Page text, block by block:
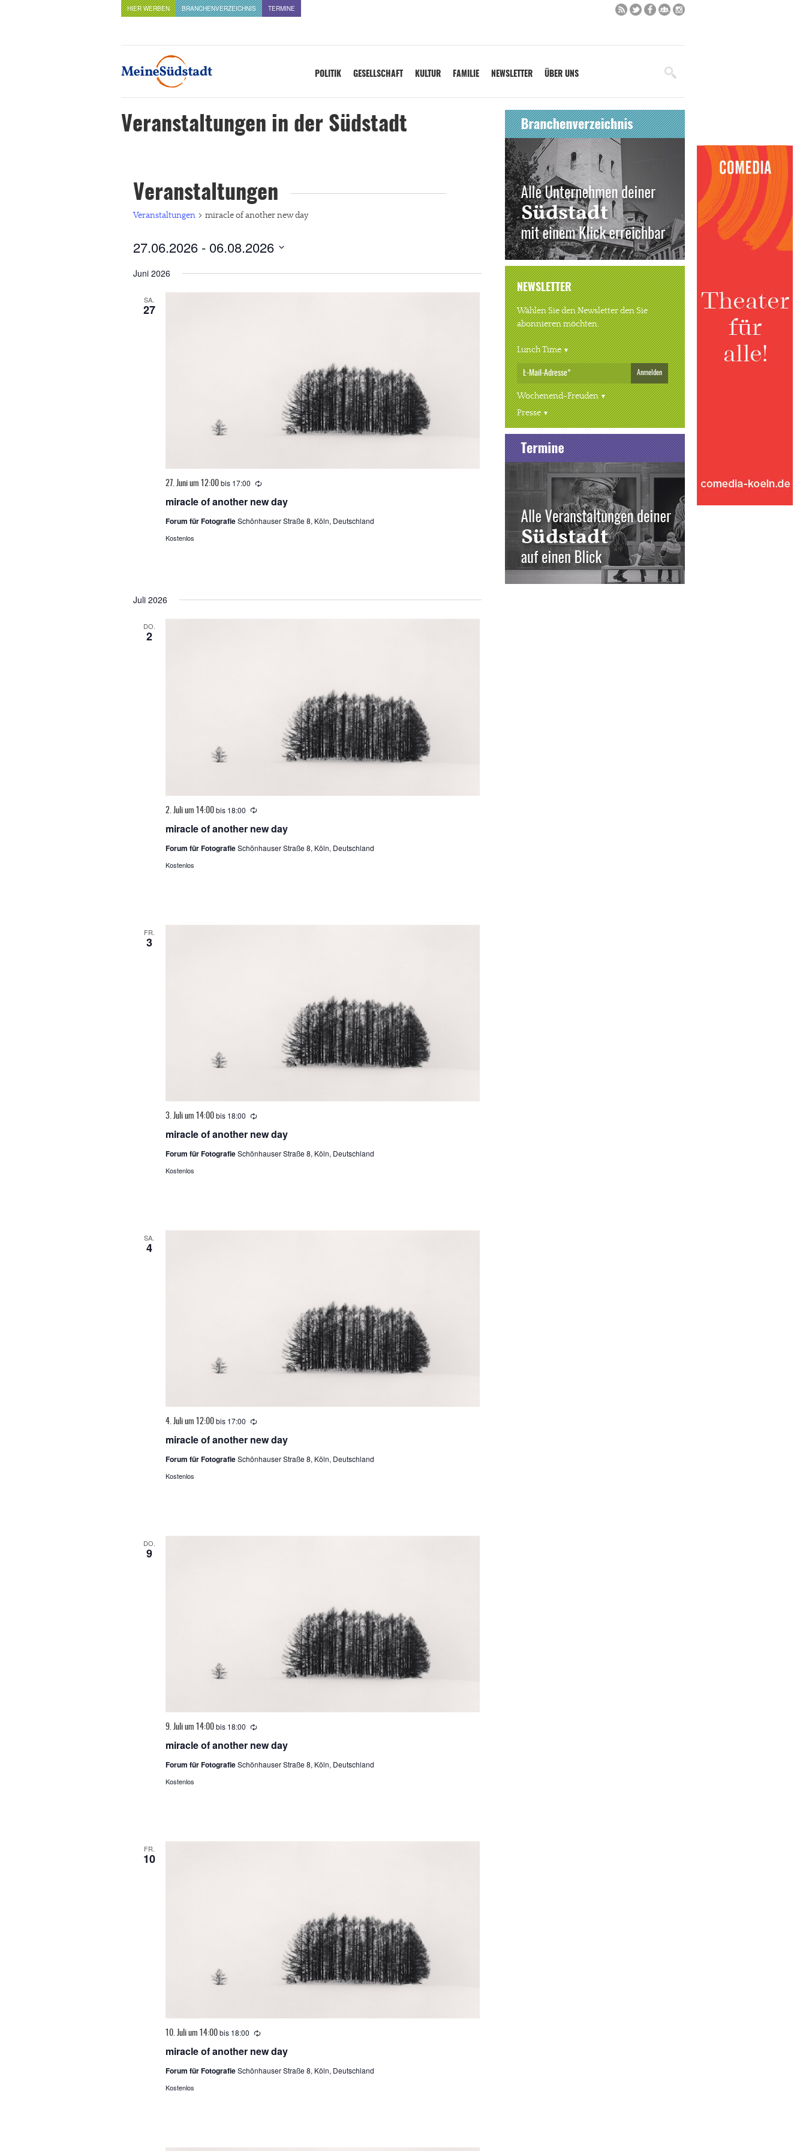
HIER WERBEN BRANCHENVERZEICHNIS TERMINE
POLITIK GESELLSCHAFT KULTUR FAMILIE NEWSLETTER ÜBER UNS
Veranstaltungen in der Südstadt
Veranstaltungen
Veranstaltungen miracle of another new day
27.06.2026 - 06.08.2026
wählen.
Juni 2026
SA.
27
miracle of another new day
27. Juni um 12:00bis 17:00 Wiederholung
Forum für FotografieSchönhauser Straße 8, Köln, Deutschland
Kostenlos
Juli 2026
DO.
2
miracle of another new day
2. Juli um 14:00bis 18:00 Wiederholung
Forum für FotografieSchönhauser Straße 8, Köln, Deutschland
Kostenlos
FR.
3
miracle of another new day
3. Juli um 14:00bis 18:00 Wiederholung
Forum für FotografieSchönhauser Straße 8, Köln, Deutschland
Kostenlos
SA.
4
miracle of another new day
4. Juli um 12:00bis 17:00 Wiederholung
Forum für FotografieSchönhauser Straße 8, Köln, Deutschland
Kostenlos
DO.
9
miracle of another new day
9. Juli um 14:00bis 18:00 Wiederholung
Forum für FotografieSchönhauser Straße 8, Köln, Deutschland
Kostenlos
FR.
10
miracle of another new day
10. Juli um 14:00bis 18:00 Wiederholung
Forum für FotografieSchönhauser Straße 8, Köln, Deutschland
Kostenlos
NEWSLETTER
Wählen Sie den Newsletter den Sie
abonnieren möchten.
Lunch Time
Anmelden
Wochenend-Freuden
Presse